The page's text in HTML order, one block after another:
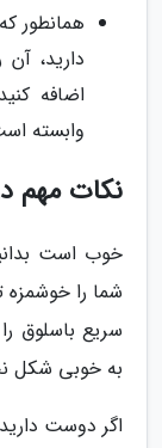
همانطور
دارید،
اضافه
وابسته
نکات مهم
خوب است
شما را خوشمزه
سریع باسلوق
به خوبی شکل
اگر دوست